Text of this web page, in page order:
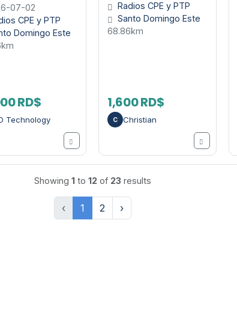
07-02
CPE y PTP
Domingo Este
RD$
Technology
Radios CPE y PTP
Santo Domingo Este
68.86km
1,600 RD$
C Christian
Showing 1to 12 of 23 results
‹ 1 2 ›